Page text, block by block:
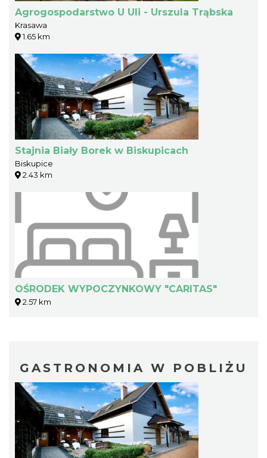
Agrogospodarstwo U Uli - Urszula Trąbska
Krasawa
1.65 km
Stajnia Biały Borek w Biskupicach
Biskupice
2.43 km
OŚRODEK WYPOCZYNKOWY "CARITAS"
2.57 km
GASTRONOMIA W POBLIŻU